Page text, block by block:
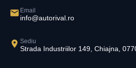
Email
info@autorival.ro
Sediu
Strada Industriilor 149, Chiajna,